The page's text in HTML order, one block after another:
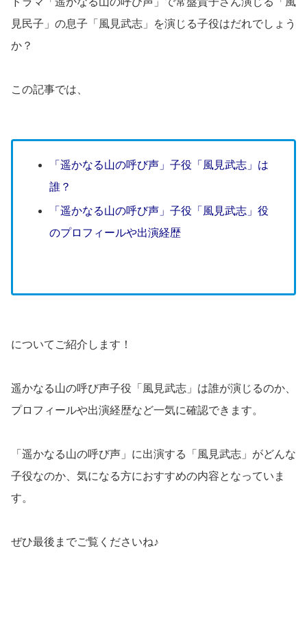
見民子」の息子「風見武志」を演じる子役はだれでしょう
か？
この記事では、
「遥かなる山の呼び声」子役「風見武志」は
誰？
「遥かなる山の呼び声」子役「風見武志」役
のプロフィールや出演経歴
についてご紹介します！
遥かなる山の呼び声子役「風見武志」は誰が演じるのか、
プロフィールや出演経歴など一気に確認できます。
「遥かなる山の呼び声」に出演する「風見武志」がどんな
子役なのか、気になる方におすすめの内容となっていま
す。
ぜひ最後までご覧くださいね♪